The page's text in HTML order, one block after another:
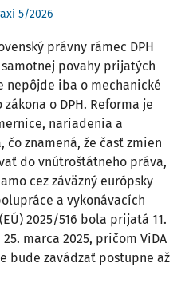
5/2026
právny rámec DPH
povahy prijatých
nepôjde iba o mechanické
o DPH. Reforma je
nariadenia a
znamená, že časť zmien
do vnútroštátneho práva,
cez záväzný európsky
a vykonávacích
2025/516 bola prijatá 11.
marca 2025, pričom ViDA
bude zavádzať postupne až